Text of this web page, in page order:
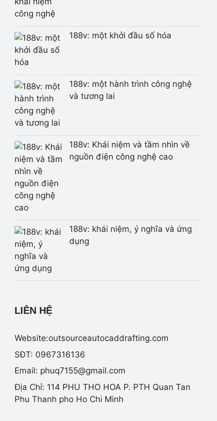
188v: một khởi đầu số hóa
188v: một hành trình công nghệ
và tương lai
188v: Khái niệm và tầm nhìn về
nguồn điện công nghệ cao
188v: khái niệm, ý nghĩa và ứng
dụng
LIÊN HỆ
Website:outsourceautocaddrafting.com
SĐT: 0967316136
Email: phuq7155@gmail.com
Địa Chỉ: 114 PHU THO HOA P. PTH Quan Tan
Phu Thanh pho Ho Chi Minh